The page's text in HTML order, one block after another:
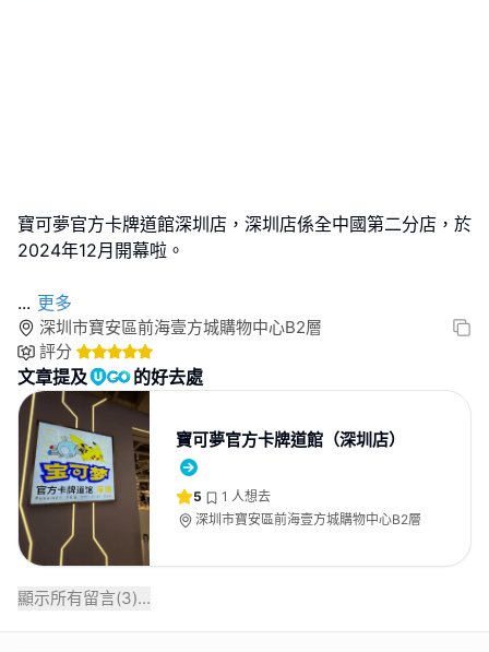
寶可夢官方卡牌道館深圳店，深圳店係全中國第二分店，於
2024年12月開幕啦。
... 更多
深圳市寶安區前海壹方城購物中心B2層
評分
文章提及 的好去處
寶可夢官方卡牌道館（深圳店）
5 1 人想去
深圳市寶安區前海壹方城購物中心B2層
顯示所有留言(3)...